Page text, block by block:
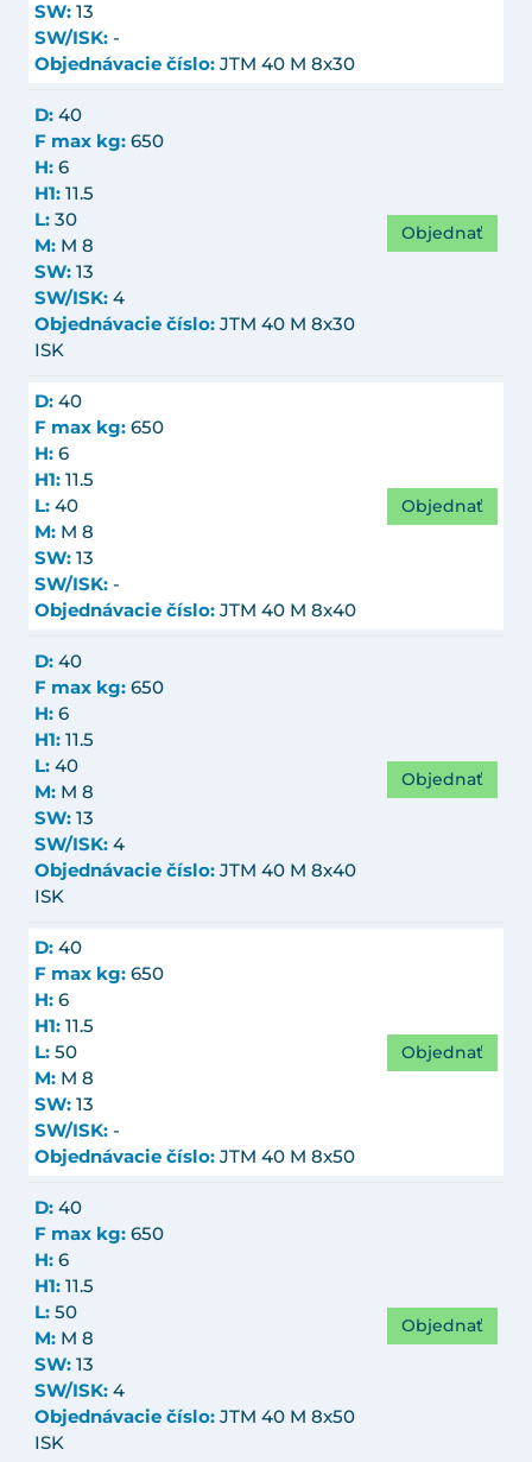
SW: 13
SW/ISK: -
Objednávacie číslo: JTM 40 M 8x30
D: 40
F max kg: 650
H: 6
H1: 11.5
L: 30
M: M 8
SW: 13
SW/ISK: 4
Objednávacie číslo: JTM 40 M 8x30
ISK
Objednať
D: 40
F max kg: 650
H: 6
H1: 11.5
L: 40
M: M 8
SW: 13
SW/ISK: -
Objednávacie číslo: JTM 40 M 8x40
Objednať
D: 40
F max kg: 650
H: 6
H1: 11.5
L: 40
M: M 8
SW: 13
SW/ISK: 4
Objednávacie číslo: JTM 40 M 8x40
ISK
Objednať
D: 40
F max kg: 650
H: 6
H1: 11.5
L: 50
M: M 8
SW: 13
SW/ISK: -
Objednávacie číslo: JTM 40 M 8x50
Objednať
D: 40
F max kg: 650
H: 6
H1: 11.5
L: 50
M: M 8
SW: 13
SW/ISK: 4
Objednávacie číslo: JTM 40 M 8x50
ISK
Objednať